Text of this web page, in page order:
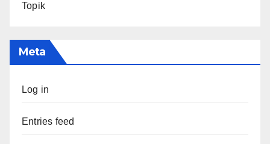
Topik
Meta
Log in
Entries feed